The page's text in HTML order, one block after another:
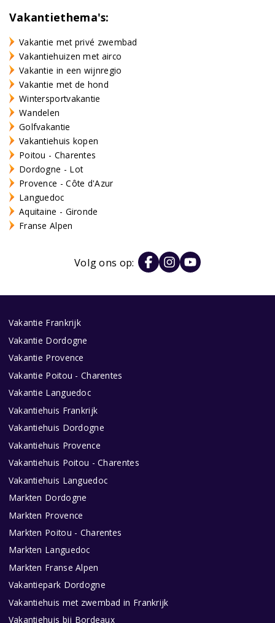
Vakantiethema's:
Vakantie met privé zwembad
Vakantiehuizen met airco
Vakantie in een wijnregio
Vakantie met de hond
Wintersportvakantie
Wandelen
Golfvakantie
Vakantiehuis kopen
Poitou - Charentes
Dordogne - Lot
Provence - Côte d'Azur
Languedoc
Aquitaine - Gironde
Franse Alpen
Volg ons op:
Vakantie Frankrijk
Vakantie Dordogne
Vakantie Provence
Vakantie Poitou - Charentes
Vakantie Languedoc
Vakantiehuis Frankrijk
Vakantiehuis Dordogne
Vakantiehuis Provence
Vakantiehuis Poitou - Charentes
Vakantiehuis Languedoc
Markten Dordogne
Markten Provence
Markten Poitou - Charentes
Markten Languedoc
Markten Franse Alpen
Vakantiepark Dordogne
Vakantiehuis met zwembad in Frankrijk
Vakantiehuis bij Bordeaux